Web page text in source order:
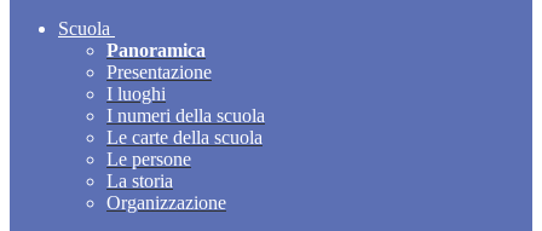
Scuola
Panoramica
Presentazione
I luoghi
I numeri della scuola
Le carte della scuola
Le persone
La storia
Organizzazione